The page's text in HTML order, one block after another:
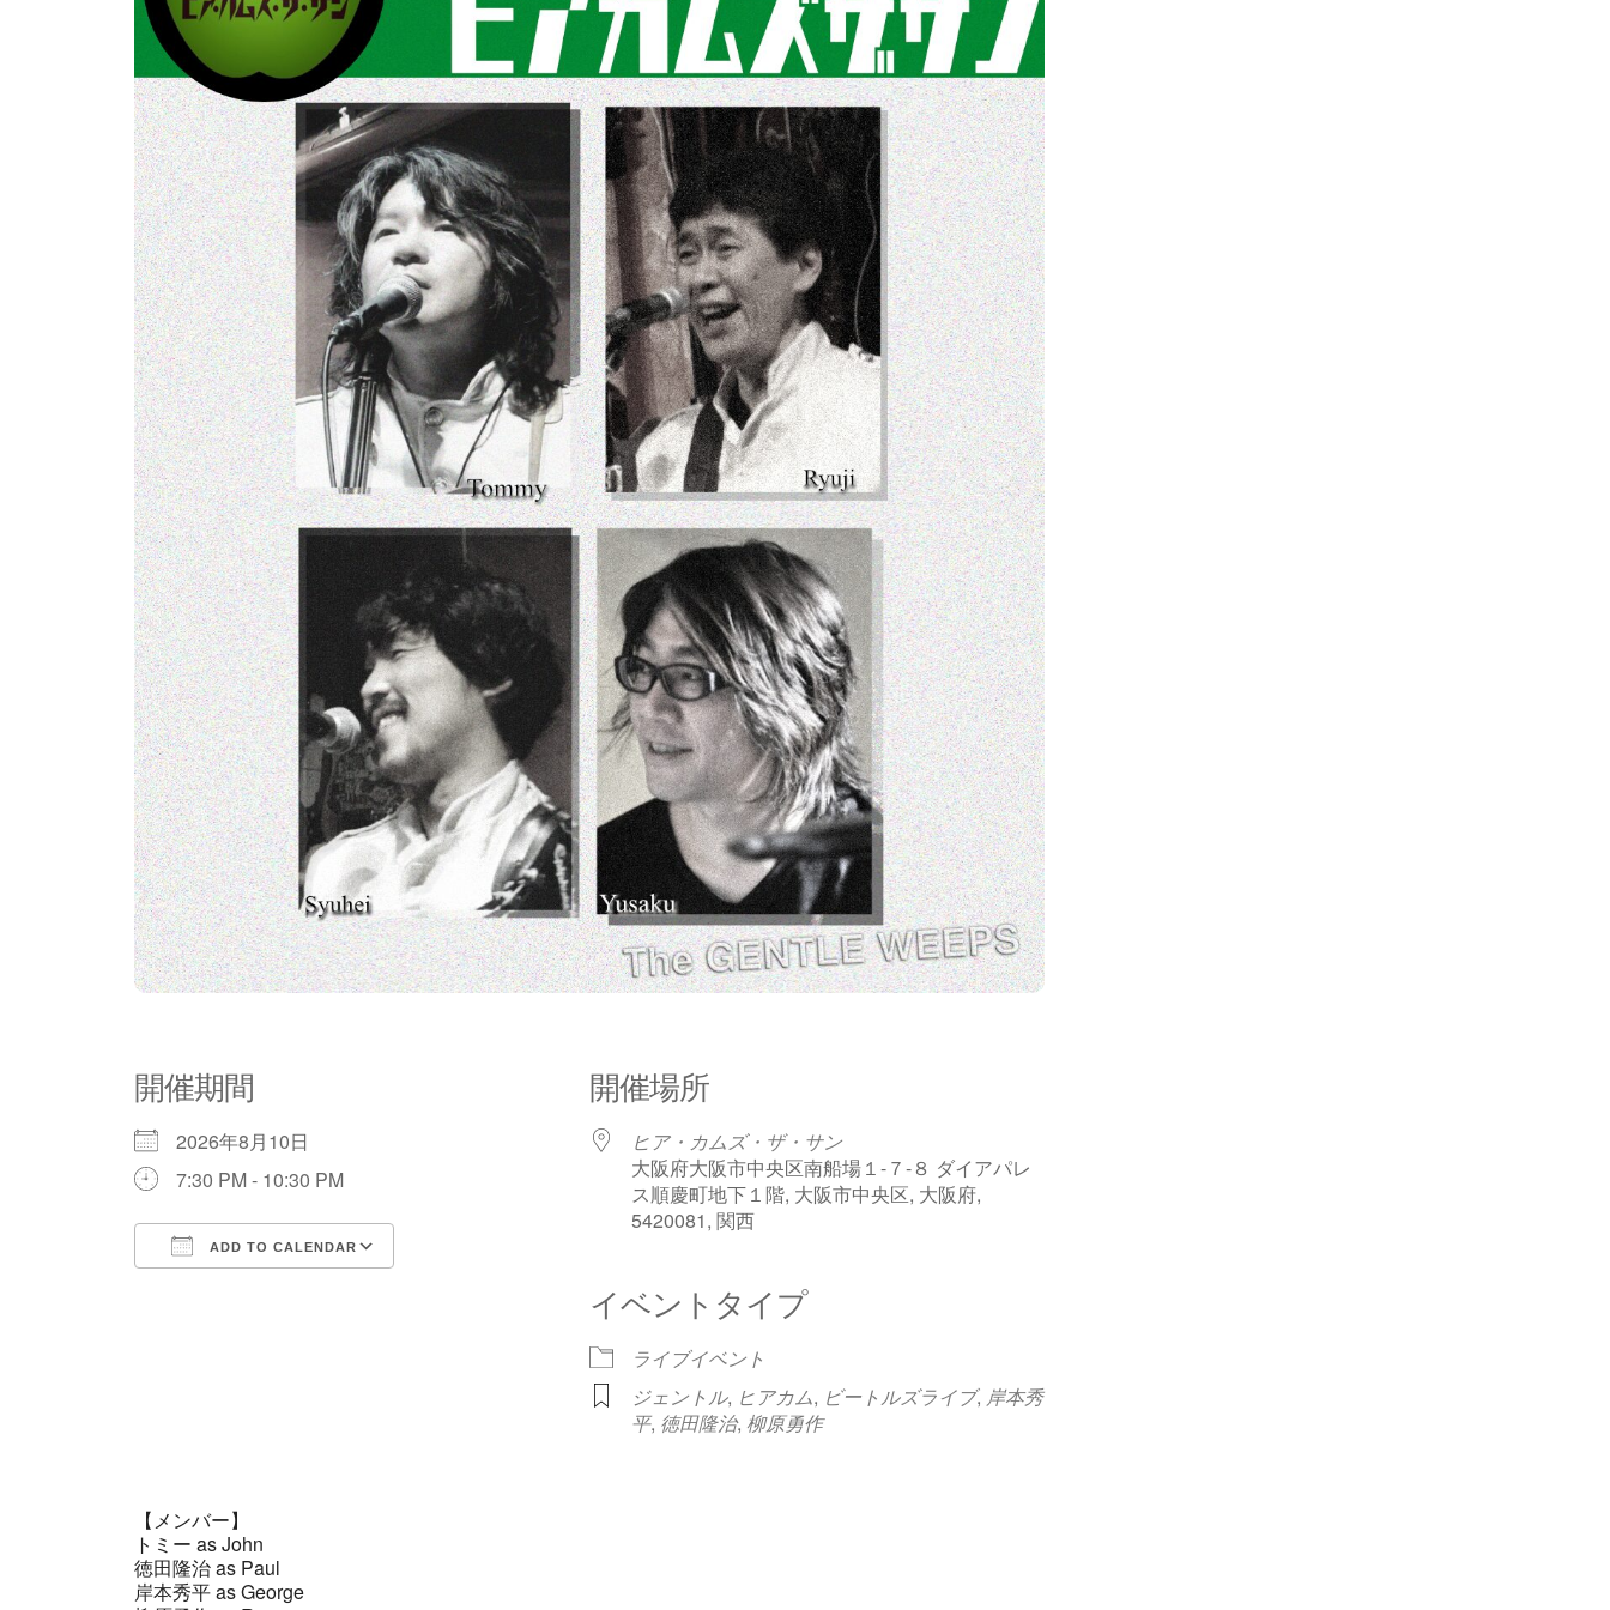
開催期間
2026年8月10日
7:30 PM - 10:30 PM
ADD TO CALENDAR
iCalendar
開催場所
ヒア・カムズ・ザ・サン
大阪府大阪市中央区南船場１-７-８ ダイアパレ
ス順慶町地下１階, 大阪市中央区, 大阪府,
5420081, 関西
イベントタイプ
ライブイベント
ジェントル, ヒアカム, ビートルズライブ, 岸本秀
平, 徳田隆治, 柳原勇作
【メンバー】
トミー as John
徳田隆治 as Paul
岸本秀平 as George